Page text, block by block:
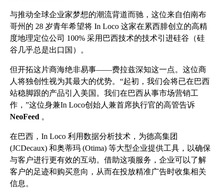
与推动全球企业家梦想的潮流背道而驰，这位来自伯南布
哥州的 28 岁青年希望将 In Loco 这家在累西腓创立的高精
度地理定位公司 100% 采用巴西技术的技术引进硅谷（硅
谷几乎总是出口国）。
但开拓这片商海绝非易事——费拉兹深知这一点。这位商
人将独创性视为其最大的优势。“起初，我们会将已在巴西
站稳脚跟的产品引入美国。我们在巴西从事市场营销工
作，”这位身兼In Loco创始人兼首席执行官的高管告诉
NeoFeed 。
在巴西，In Loco 利用数据分析技术，为德高集团
(JCDecaux) 和奥蒂玛 (Otima) 等大型企业提供工具，以确保
与客户进行更有效的互动。借助这项服务，企业可以了解
客户的足迹和购买意向，从而在投放精准广告时收集相关
信息。